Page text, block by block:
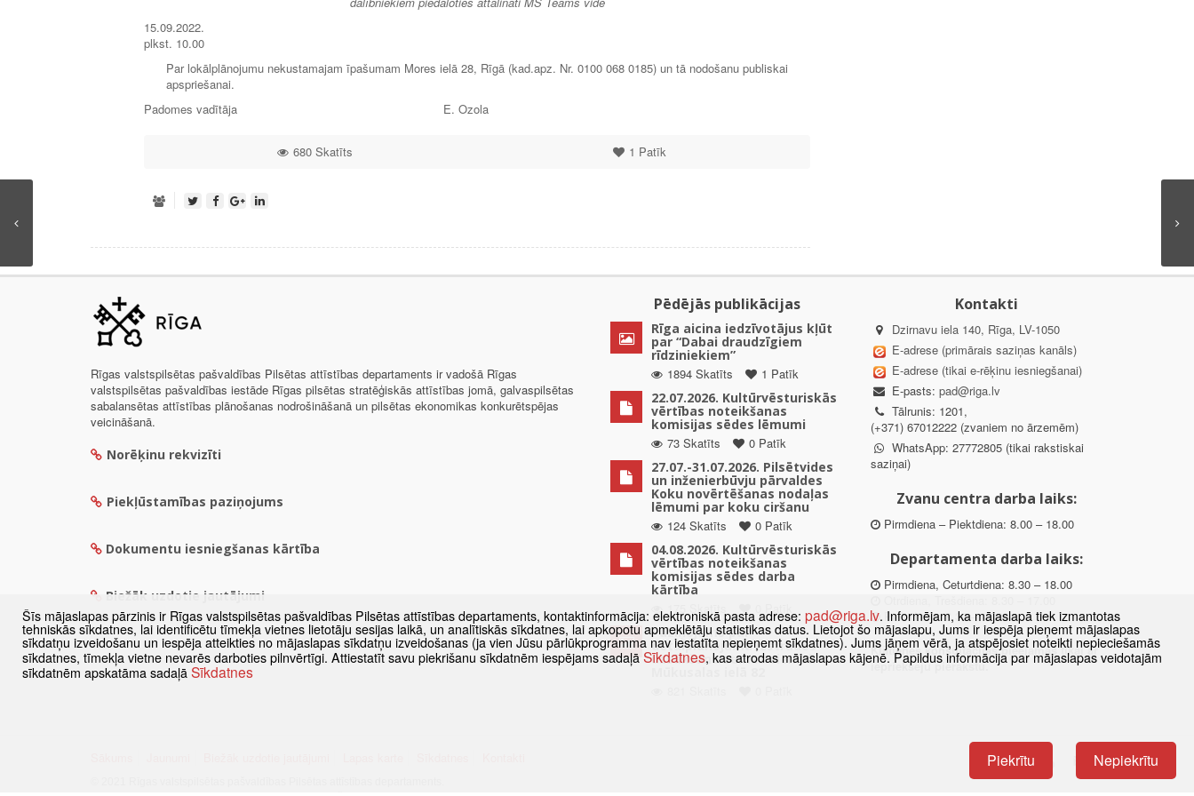
15.09.2022.
plkst. 10.00
Par lokālplānojumu nekustamajam īpašumam Mores ielā 28, Rīgā (kad.apz. Nr. 0100 068 0185) un tā nodošanu publiskai
apspriešanai.
Padomes vadītāja E. Ozola
1 Patīk
680 Skatīts
Rīgas valstspilsētas pašvaldības Pilsētas attīstības departaments ir vadošā Rīgas
valstspilsētas pašvaldības iestāde Rīgas pilsētas stratēģiskās attīstības jomā, galvaspilsētas
sabalansētas attīstības plānošanas nodrošināšanā un pilsētas ekonomikas konkurētspējas
veicināšanā.
Norēķinu rekvizīti
Piekļūstamības paziņojums
Dokumentu iesniegšanas kārtība
Biežāk uzdotie jautājumi
Pēdējās publikācijas
Rīga aicina iedzīvotājus kļūt
par “Dabai draudzīgiem
rīdziniekiem”
1894 Skatīts
1 Patīk
22.07.2026. Kultūrvēsturiskās
vērtības noteikšanas
komisijas sēdes lēmumi
73 Skatīts
0 Patīk
27.07.-31.07.2026. Pilsētvides
un inženierbūvju pārvaldes
Koku novērtēšanas nodaļas
lēmumi par koku ciršanu
124 Skatīts
0 Patīk
04.08.2026. Kultūrvēsturiskās
vērtības noteikšanas
komisijas sēdes darba
kārtība
175 Skatīts
0 Patīk
Paziņojums par
detālplānojuma izstrādes
uzsākšanu zemes vienībā
Kontakti
Dzirnavu iela 140, Rīga, LV-1050
E-adrese (primārais saziņas kanāls)
E-adrese (tikai e-rēķinu iesniegšanai)
E-pasts: pad@riga.lv
Tālrunis: 1201,
(+371) 67012222 (zvaniem no ārzemēm)
WhatsApp: 27772805 (tikai rakstiskai
saziņai)
Zvanu centra darba laiks:
Pirmdiena – Piektdiena: 8.00 – 18.00
Departamenta darba laiks:
Pirmdiena, Ceturtdiena: 8.30 – 18.00
Piektdiena: 8.30 – 15.00
Klātienes konsultācijas pieejamas tikai ar
iepriekšēju pierakstu.
Šīs mājaslapas pārzinis ir Rīgas valstspilsētas pašvaldības Pilsētas attīstības departaments, kontaktinformācija: elektroniskā pasta adrese: pad@riga.lv. Informējam, ka mājaslapā tiek izmantotas
tehniskās sīkdatnes, lai identificētu tīmekļa vietnes lietotāju sesijas laikā, un analītiskās sīkdatnes, lai apkopotu apmeklētāju statistikas datus. Lietojot šo mājaslapu, Jums ir iespēja pieņemt mājaslapas
sīkdatņu izveidošanu un iespēja atteikties no mājaslapas sīkdatņu izveidošanas (ja vien Jūsu pārlūkprogramma nav iestatīta nepieņemt sīkdatnes). Jums jāņem vērā, ja atspējosiet noteikti nepieciešamās
sīkdatnes, tīmekļa vietne nevarēs darboties pilnvērtīgi. Attiestatīt savu piekrišanu sīkdatnēm iespējams sadaļā Sīkdatnes, kas atrodas mājaslapas kājenē. Papildus informācija par mājaslapas veidotajām
sīkdatnēm apskatāma sadaļā Sīkdatnes
Piekrītu Nepiekrītu